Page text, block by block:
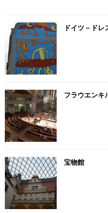
ドイツ－ドレ
フラウエンキ
宝物館